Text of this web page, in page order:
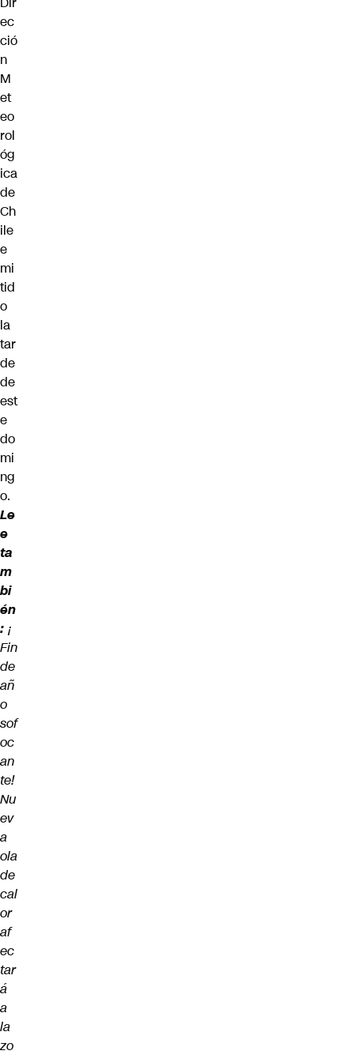
ec
ció
n
M
et
eo
rol
óg
ica
de
Ch
ile
e
mi
tid
o
la
tar
de
de
est
e
do
mi
ng
o.
Le
e
ta
m
bi
én
: ¡
Fin
de
añ
o
sof
oc
an
te!
Nu
ev
a
ola
de
cal
or
af
ec
tar
á
a
la
zo